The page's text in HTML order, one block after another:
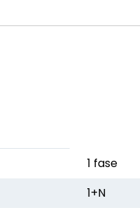
1 fase
1+N